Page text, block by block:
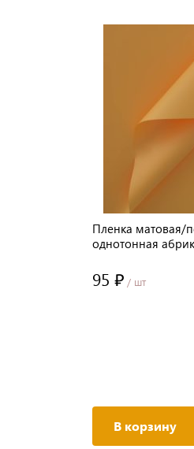
Пленка матовая/
однотонная
95 ₽ / шт
В корзину